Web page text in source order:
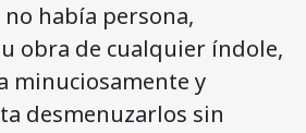
había persona,
obra de cualquier índole,
minuciosamente y
desmenuzarlos sin